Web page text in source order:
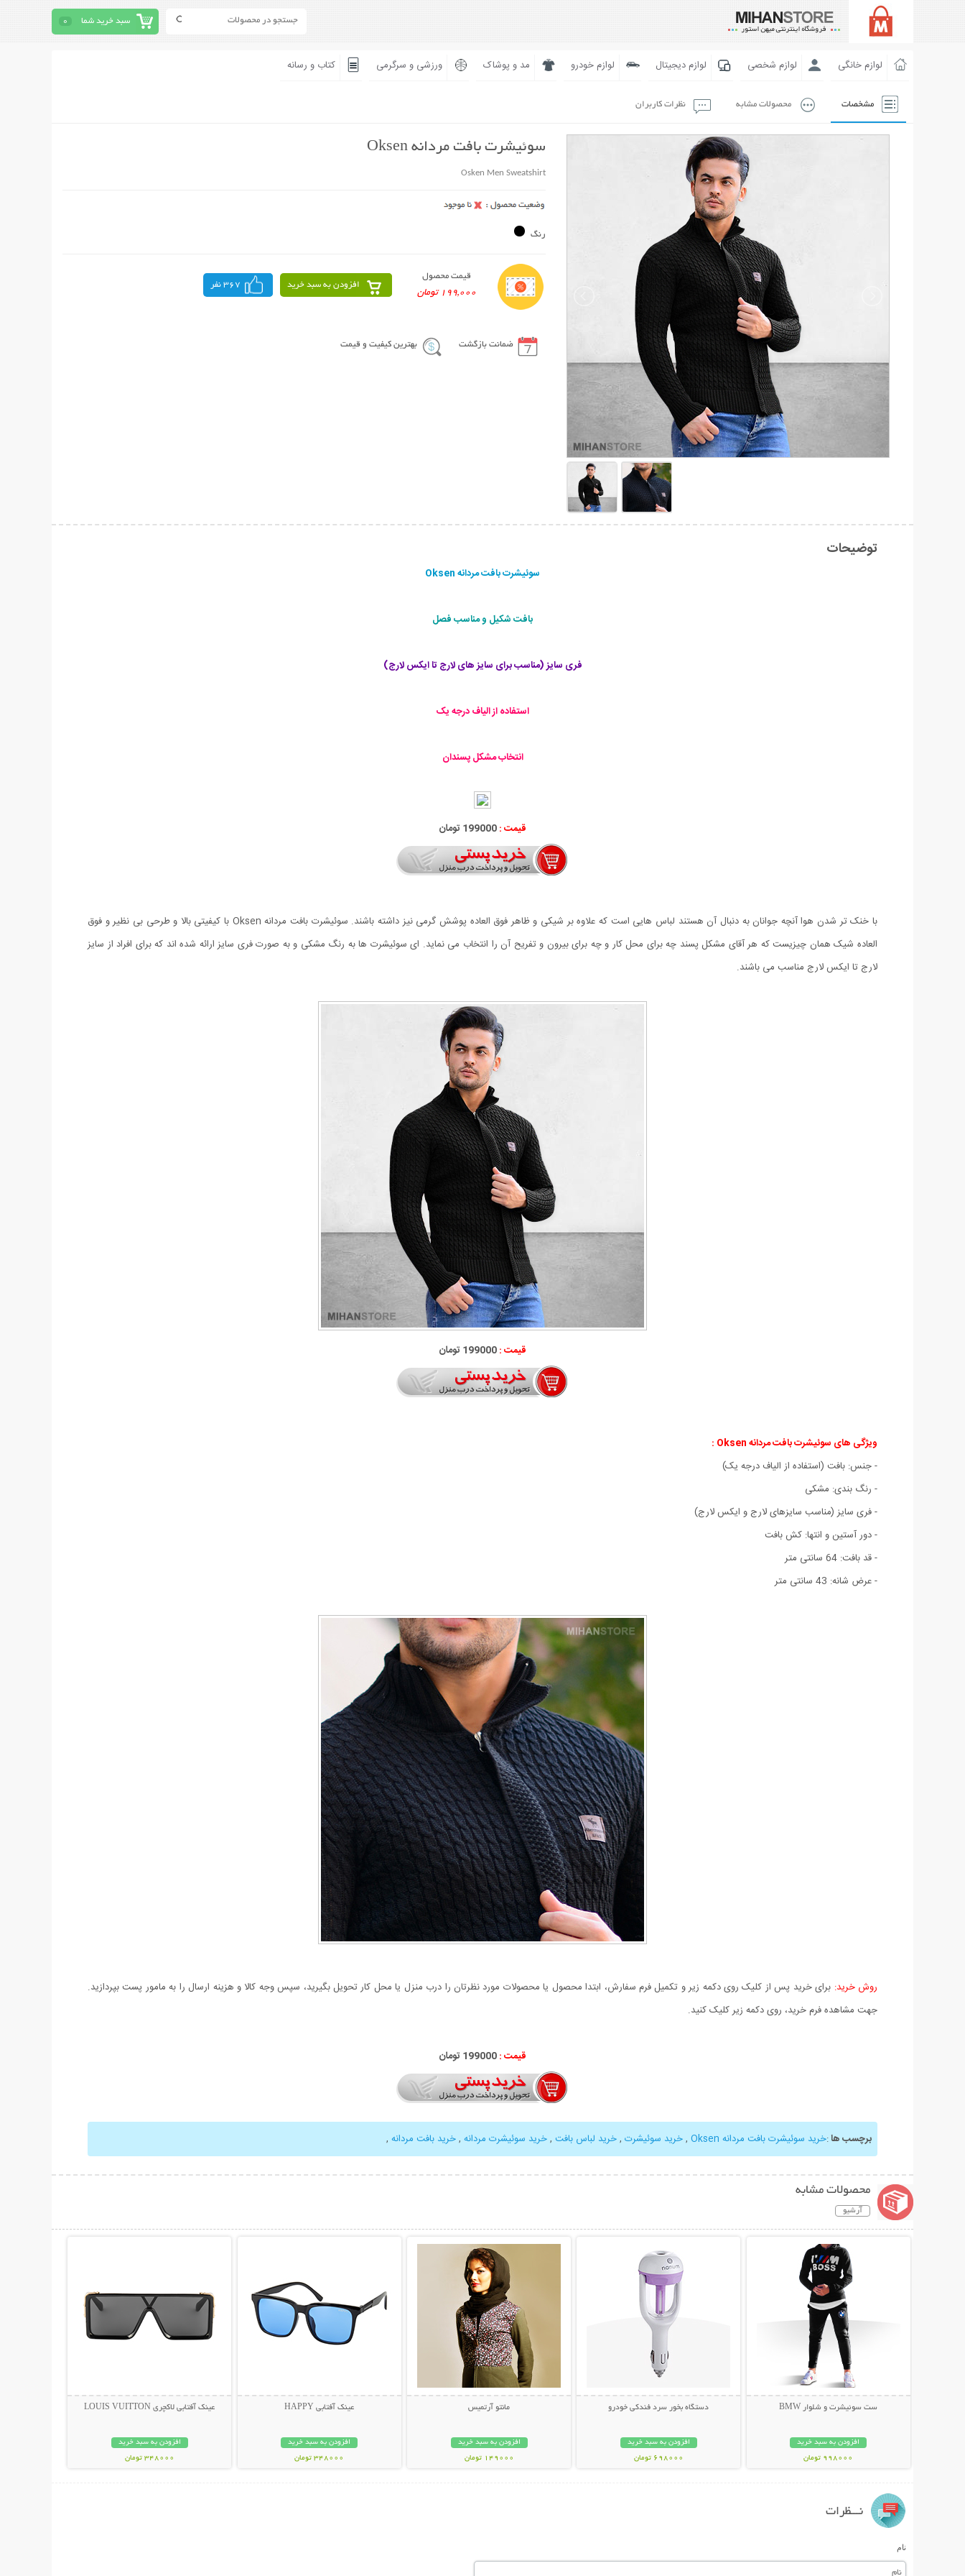
سبد خرید شما 0
لوازم خانگی لوازم شخصی لوازم دیجیتال لوازم خودرو مد و پوشاک ورزشی و سرگرمی کتاب و رسانه
مشخصات محصولات مشابه نظرات کاربران
سوئیشرت بافت مردانه Oksen
Osken Men Sweatshirt
رنگ
قیمت محصول
199,000 تومان
افزودن به سبد خرید 367 نفر
ضمانت بازگشت بهترین کیفیت و قیمت
توضیحات
سوئیشرت بافت مردانه Oksen
بافت شکیل و مناسب فصل
فری سایز (مناسب برای سایز های لارج تا ایکس لارج)
استفاده از الیاف درجه یک
انتخاب مشکل پسندان
قیمت :199000 تومان
با خنک تر شدن هوا آنچه جوانان به دنبال آن هستند لباس هایی است که علاوه بر شیکی و ظاهر فوق العاده پوشش گرمی نیز داشته باشند. سوئیشرت بافت مردانه Oksen با کیفیتی بالا و طرحی بی نظیر و فوق
العاده شیک همان چیزیست که هر آقای مشکل پسند چه برای محل کار و چه برای بیرون و تفریح آن را انتخاب می نماید. ای سوئیشرت ها به رنگ مشکی و به صورت فری سایز ارائه شده اند که برای افراد از سایز
لارج تا ایکس لارج مناسب می باشند.
قیمت :199000 تومان
ویژگی های سوئیشرت بافت مردانه Oksen :
- جنس: بافت (استفاده از الیاف درجه یک)
- رنگ بندی: مشکی
- فری سایز (مناسب سایزهای لارج و ایکس لارج)
- دور آستین و انتها: کش بافت
- قد بافت: 64 سانتی متر
- عرض شانه: 43 سانتی متر
روش خرید: برای خرید پس از کلیک روی دکمه زیر و تکمیل فرم سفارش، ابتدا محصول یا محصولات مورد نظرتان را درب منزل یا محل کار تحویل بگیرید، سپس وجه کالا و هزینه ارسال را به مامور پست بپردازید.
جهت مشاهده فرم خرید، روی دکمه زیر کلیک کنید.
قیمت :199000 تومان
برچسب ها:خرید سوئیشرت بافت مردانه Oksen ,خرید سوئیشرت ,خرید لباس بافت ,خرید سوئیشرت مردانه ,خرید بافت مردانه ,
محصولات مشابه
آرشیو
ست سوئیشرت و شلوار BMW
افزودن به سبد خرید
998000 تومان
دستگاه بخور سرد فندکی خودرو
افزودن به سبد خرید
698000 تومان
مانتو آرتمیس
افزودن به سبد خرید
149000 تومان
عینک آفتابی HAPPY
افزودن به سبد خرید
348000 تومان
عینک آفتابی لاکچری LOUIS VUITTON
افزودن به سبد خرید
348000 تومان
نـــظرات
نام